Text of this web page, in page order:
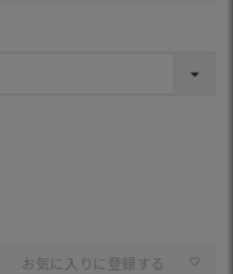
お気に入りに登録する